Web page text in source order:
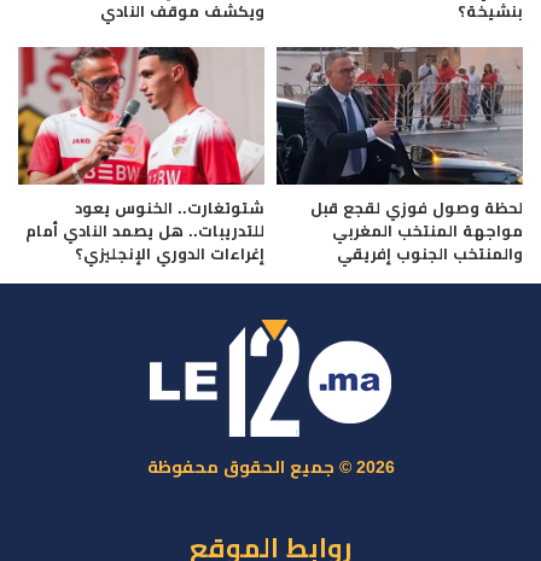
بنشيخة؟
ويكشف موقف النادي
لحظة وصول فوزي لقجع قبل
مواجهة المنتخب المغربي
والمنتخب الجنوب إفريقي
شتوتغارت.. الخنوس يعود
للتدريبات.. هل يصمد النادي أمام
إغراءات الدوري الإنجليزي؟
2026 © جميع الحقوق محفوظة
روابط الموقع